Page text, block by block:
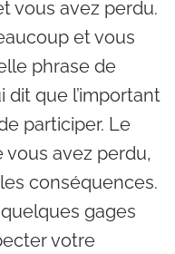
vous avez perdu.
et vous
phrase de
que l’important
participer. Le
avez perdu,
conséquences.
gages
votre